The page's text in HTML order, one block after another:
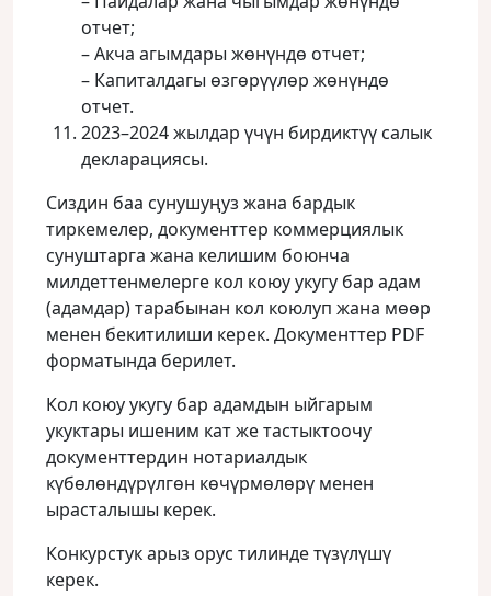
отчет;
– Акча агымдары жөнүндө отчет;
– Капиталдагы өзгөрүүлөр жөнүндө
отчет.
2023–2024 жылдар үчүн бирдиктүү салык
декларациясы.
Сиздин баа сунушуңуз жана бардык
тиркемелер, документтер коммерциялык
сунуштарга жана келишим боюнча
милдеттенмелерге кол коюу укугу бар адам
(адамдар) тарабынан кол коюлуп жана мөөр
менен бекитилиши керек. Документтер PDF
форматында берилет.
Кол коюу укугу бар адамдын ыйгарым
укуктары ишеним кат же тастыктоочу
документтердин нотариалдык
күбөлөндүрүлгөн көчүрмөлөрү менен
ырасталышы керек.
Конкурстук арыз орус тилинде түзүлүшү
керек.